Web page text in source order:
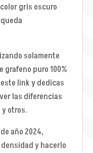
gris oscuro
solamente
puro 100%
este link y dedicas
las diferencias
otros.
año 2024,
y hacerlo